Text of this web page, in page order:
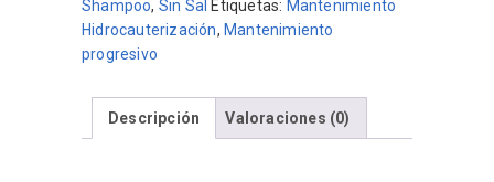
Shampoo, Sin Sal Etiquetas: Mantenimiento
Hidrocauterización, Mantenimiento
progresivo
Descripción Valoraciones (0)